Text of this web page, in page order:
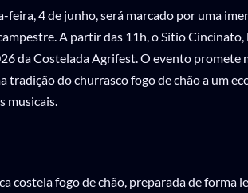
4 de junho, será marcado por uma
A partir das 11h, o Sítio Cincinato,
da Costelada Agrifest. O evento promete
tradição do churrasco fogo de chão a um
musicais.
costela fogo de chão, preparada de forma